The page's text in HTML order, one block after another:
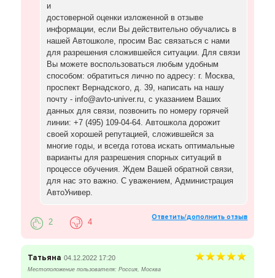
и
достоверной оценки изложенной в отзыве
информации, если Вы действительно обучались в
нашей Автошколе, просим Вас связаться с нами
для разрешения сложившейся ситуации. Для связи
Вы можете воспользоваться любым удобным
способом: обратиться лично по адресу: г. Москва,
проспект Вернадского, д. 39, написать на нашу
почту - info@avto-univer.ru, с указанием Ваших
данных для связи, позвонить по номеру горячей
линии: +7 (495) 109-04-64. Автошкола дорожит
своей хорошей репутацией, сложившейся за
многие годы, и всегда готова искать оптимальные
варианты для разрешения спорных ситуаций в
процессе обучения. Ждем Вашей обратной связи,
для нас это важно. С уважением, Администрация
АвтоУнивер.
Ответить/дополнить отзыв
2 4
Татьяна 04.12.2022 17:20
Местоположение пользователя: Россия, Москва